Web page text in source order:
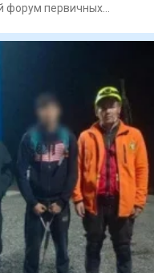
форум первичных